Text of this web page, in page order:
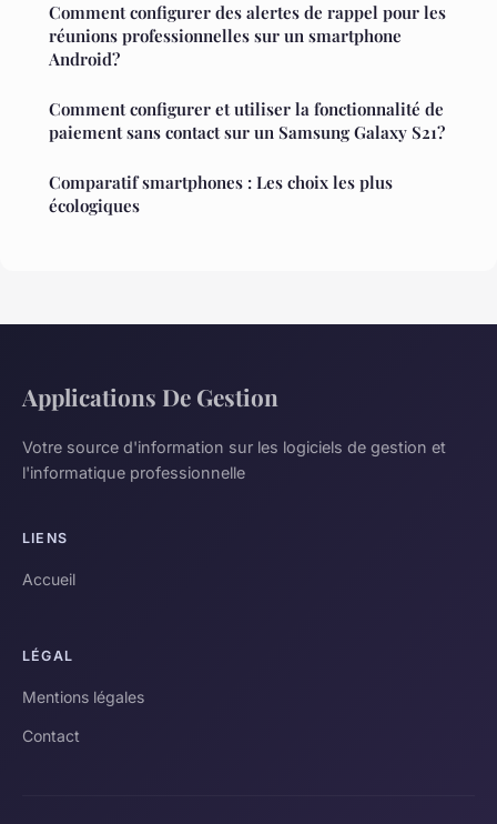
Comment configurer des alertes de rappel pour les
réunions professionnelles sur un smartphone
Android?
Comment configurer et utiliser la fonctionnalité de
paiement sans contact sur un Samsung Galaxy S21?
Comparatif smartphones : Les choix les plus
écologiques
Applications De Gestion
Votre source d'information sur les logiciels de gestion et
l'informatique professionnelle
LIENS
Accueil
LÉGAL
Mentions légales
Contact